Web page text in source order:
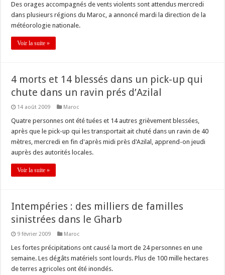
Des orages accompagnés de vents violents sont attendus mercredi
dans plusieurs régions du Maroc, a annoncé mardi la direction de la
météorologie nationale.
Voir la suite »
4 morts et 14 blessés dans un pick-up qui
chute dans un ravin prés d’Azilal
14 août 2009 Maroc
Quatre personnes ont été tuées et 14 autres grièvement blessées,
après que le pick-up qui les transportait ait chuté dans un ravin de 40
mètres, mercredi en fin d'après midi près d'Azilal, apprend-on jeudi
auprès des autorités locales.
Voir la suite »
Intempéries : des milliers de familles
sinistrées dans le Gharb
9 février 2009 Maroc
Les fortes précipitations ont causé la mort de 24 personnes en une
semaine. Les dégâts matériels sont lourds. Plus de 100 mille hectares
de terres agricoles ont été inondés.